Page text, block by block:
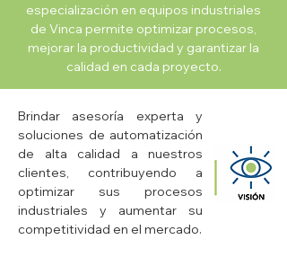
especialización en equipos industriales
de Vinca permite optimizar procesos,
mejorar la productividad y garantizar la
calidad en cada proyecto.
Brindar asesoría experta y
soluciones de automatización
de alta calidad a nuestros
clientes, contribuyendo a
optimizar sus procesos
industriales y aumentar su
competitividad en el mercado.